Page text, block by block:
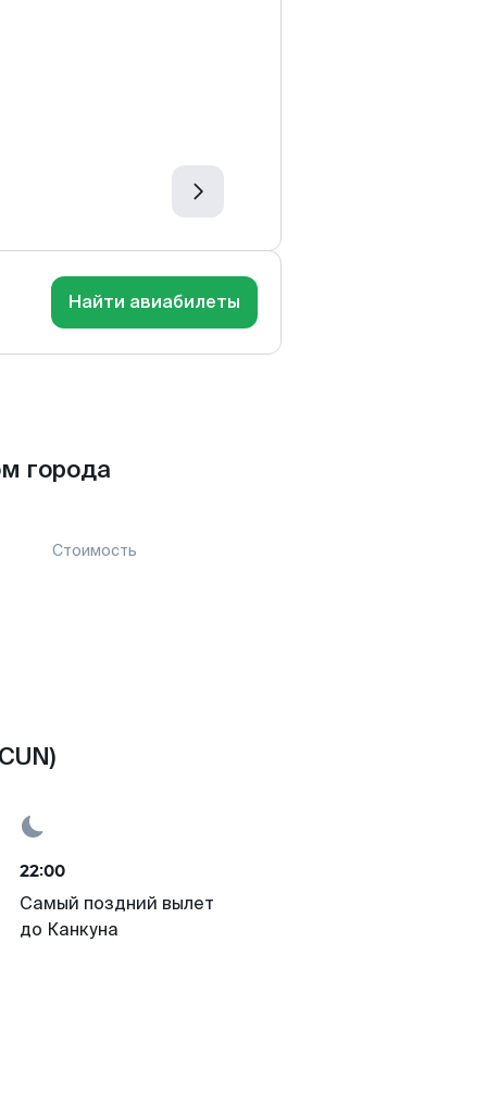
Найти авиабилеты
города
Стоимость
22:00
Самый поздний вылет
до Канкуна